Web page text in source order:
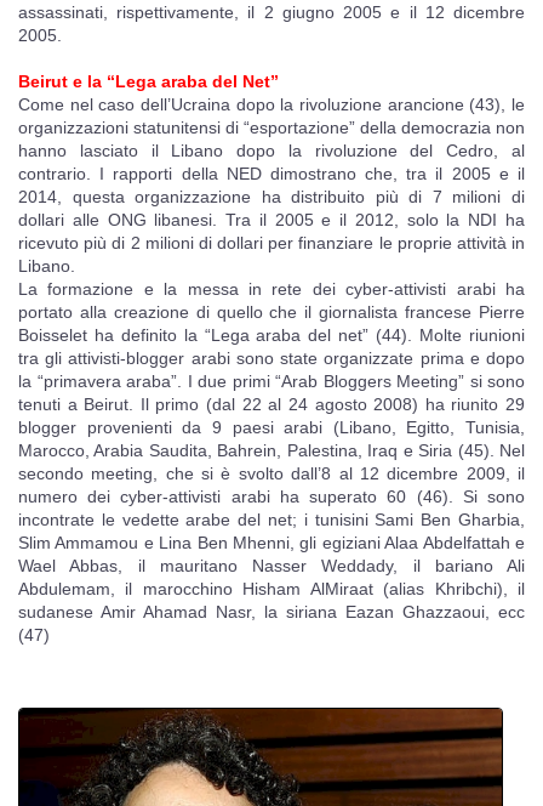
assassinati, rispettivamente, il 2 giugno 2005 e il 12 dicembre
2005.
Beirut e la “Lega araba del Net”
Come nel caso dell’Ucraina dopo la rivoluzione arancione (43), le
organizzazioni statunitensi di “esportazione” della democrazia non
hanno lasciato il Libano dopo la rivoluzione del Cedro, al
contrario. I rapporti della NED dimostrano che, tra il 2005 e il
2014, questa organizzazione ha distribuito più di 7 milioni di
dollari alle ONG libanesi. Tra il 2005 e il 2012, solo la NDI ha
ricevuto più di 2 milioni di dollari per finanziare le proprie attività in
Libano.
La formazione e la messa in rete dei cyber-attivisti arabi ha
portato alla creazione di quello che il giornalista francese Pierre
Boisselet ha definito la “Lega araba del net” (44). Molte riunioni
tra gli attivisti-blogger arabi sono state organizzate prima e dopo
la “primavera araba”. I due primi “Arab Bloggers Meeting” si sono
tenuti a Beirut. Il primo (dal 22 al 24 agosto 2008) ha riunito 29
blogger provenienti da 9 paesi arabi (Libano, Egitto, Tunisia,
Marocco, Arabia Saudita, Bahrein, Palestina, Iraq e Siria (45). Nel
secondo meeting, che si è svolto dall’8 al 12 dicembre 2009, il
numero dei cyber-attivisti arabi ha superato 60 (46). Si sono
incontrate le vedette arabe del net; i tunisini Sami Ben Gharbia,
Slim Ammamou e Lina Ben Mhenni, gli egiziani Alaa Abdelfattah e
Wael Abbas, il mauritano Nasser Weddady, il bariano Ali
Abdulemam, il marocchino Hisham AlMiraat (alias Khribchi), il
sudanese Amir Ahamad Nasr, la siriana Eazan Ghazzaoui, ecc
(47)